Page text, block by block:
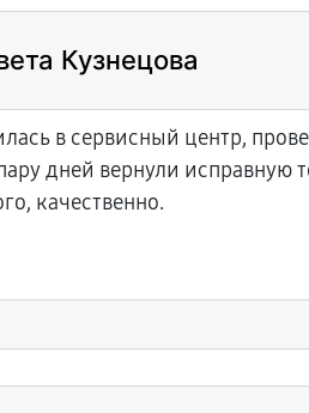
Кузнецова
в сервисный центр,
дней вернули исправную
качественно.